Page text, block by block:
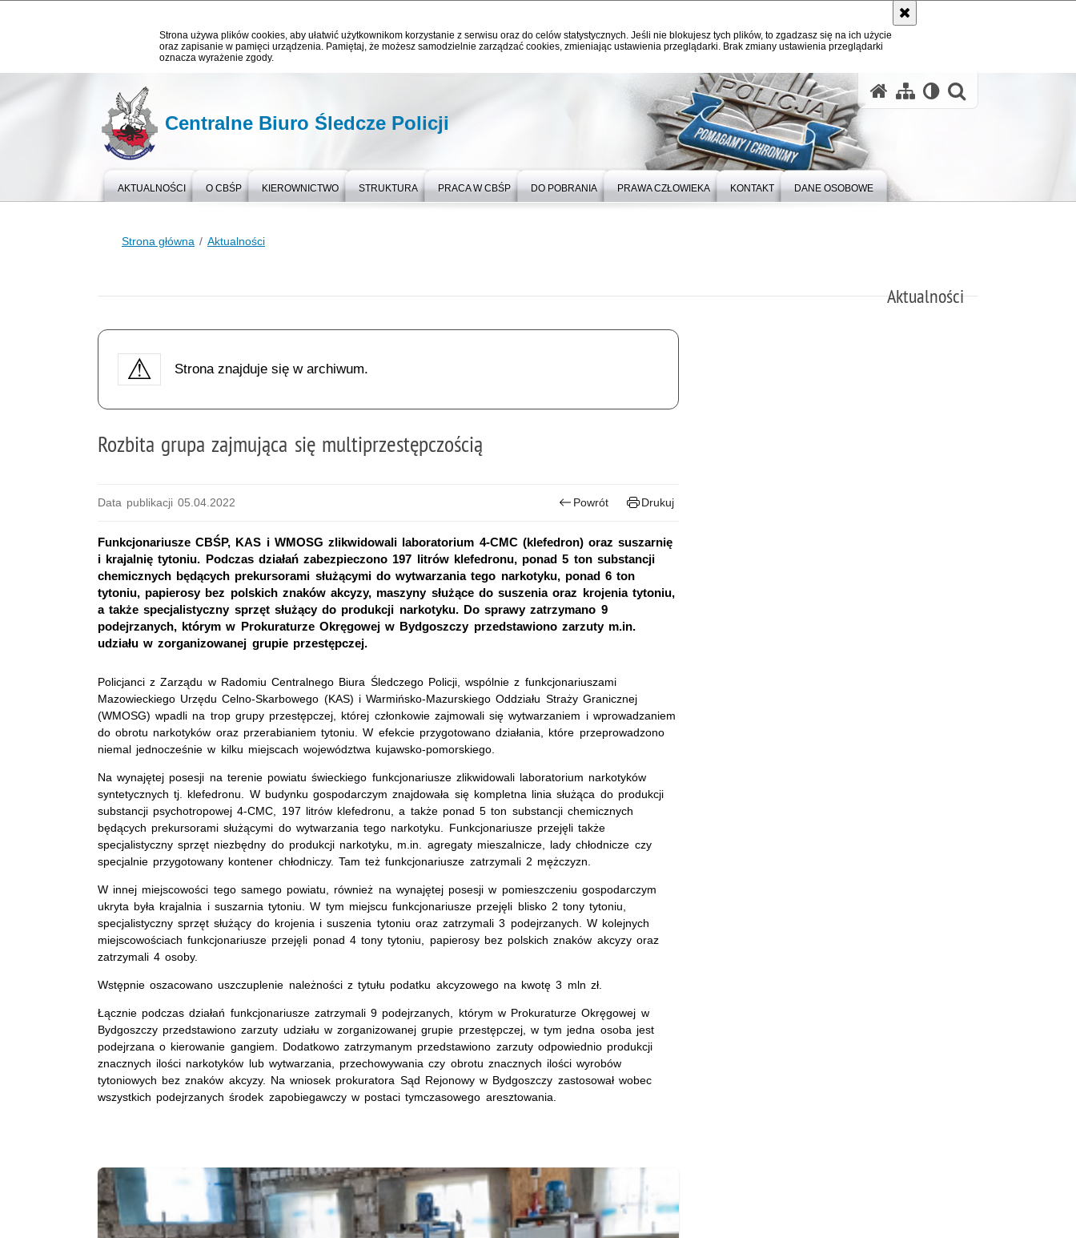
Strona używa plików cookies, aby ułatwić użytkownikom korzystanie z serwisu oraz do celów statystycznych. Jeśli nie blokujesz tych plików, to zgadzasz się na ich użycie
oraz zapisanie w pamięci urządzenia. Pamiętaj, że możesz samodzielnie zarządzać cookies, zmieniając ustawienia przeglądarki. Brak zmiany ustawienia przeglądarki
oznacza wyrażenie zgody.
Centralne Biuro Śledcze Policji
AKTUALNOŚCI O CBŚP KIEROWNICTWO STRUKTURA PRACA W CBŚP DO POBRANIA PRAWA CZŁOWIEKA KONTAKT DANE OSOBOWE
Strona główna Aktualności
Aktualności
Strona znajduje się w archiwum.
Rozbita grupa zajmująca się multiprzestępczością
Data publikacji 05.04.2022 Powrót Drukuj
Funkcjonariusze CBŚP, KAS i WMOSG zlikwidowali laboratorium 4-CMC (klefedron) oraz suszarnię
i krajalnię tytoniu. Podczas działań zabezpieczono 197 litrów klefedronu, ponad 5 ton substancji
chemicznych będących prekursorami służącymi do wytwarzania tego narkotyku, ponad 6 ton
tytoniu, papierosy bez polskich znaków akcyzy, maszyny służące do suszenia oraz krojenia tytoniu,
a także specjalistyczny sprzęt służący do produkcji narkotyku. Do sprawy zatrzymano 9
podejrzanych, którym w Prokuraturze Okręgowej w Bydgoszczy przedstawiono zarzuty m.in.
udziału w zorganizowanej grupie przestępczej.
Policjanci z Zarządu w Radomiu Centralnego Biura Śledczego Policji, wspólnie z funkcjonariuszami
Mazowieckiego Urzędu Celno-Skarbowego (KAS) i Warmińsko-Mazurskiego Oddziału Straży Granicznej
(WMOSG) wpadli na trop grupy przestępczej, której członkowie zajmowali się wytwarzaniem i wprowadzaniem
do obrotu narkotyków oraz przerabianiem tytoniu. W efekcie przygotowano działania, które przeprowadzono
niemal jednocześnie w kilku miejscach województwa kujawsko-pomorskiego.
Na wynajętej posesji na terenie powiatu świeckiego funkcjonariusze zlikwidowali laboratorium narkotyków
syntetycznych tj. klefedronu. W budynku gospodarczym znajdowała się kompletna linia służąca do produkcji
substancji psychotropowej 4-CMC, 197 litrów klefedronu, a także ponad 5 ton substancji chemicznych
będących prekursorami służącymi do wytwarzania tego narkotyku. Funkcjonariusze przejęli także
specjalistyczny sprzęt niezbędny do produkcji narkotyku, m.in. agregaty mieszalnicze, lady chłodnicze czy
specjalnie przygotowany kontener chłodniczy. Tam też funkcjonariusze zatrzymali 2 mężczyzn.
W innej miejscowości tego samego powiatu, również na wynajętej posesji w pomieszczeniu gospodarczym
ukryta była krajalnia i suszarnia tytoniu. W tym miejscu funkcjonariusze przejęli blisko 2 tony tytoniu,
specjalistyczny sprzęt służący do krojenia i suszenia tytoniu oraz zatrzymali 3 podejrzanych. W kolejnych
miejscowościach funkcjonariusze przejęli ponad 4 tony tytoniu, papierosy bez polskich znaków akcyzy oraz
zatrzymali 4 osoby.
Wstępnie oszacowano uszczuplenie należności z tytułu podatku akcyzowego na kwotę 3 mln zł.
Łącznie podczas działań funkcjonariusze zatrzymali 9 podejrzanych, którym w Prokuraturze Okręgowej w
Bydgoszczy przedstawiono zarzuty udziału w zorganizowanej grupie przestępczej, w tym jedna osoba jest
podejrzana o kierowanie gangiem. Dodatkowo zatrzymanym przedstawiono zarzuty odpowiednio produkcji
znacznych ilości narkotyków lub wytwarzania, przechowywania czy obrotu znacznych ilości wyrobów
tytoniowych bez znaków akcyzy. Na wniosek prokuratora Sąd Rejonowy w Bydgoszczy zastosował wobec
wszystkich podejrzanych środek zapobiegawczy w postaci tymczasowego aresztowania.